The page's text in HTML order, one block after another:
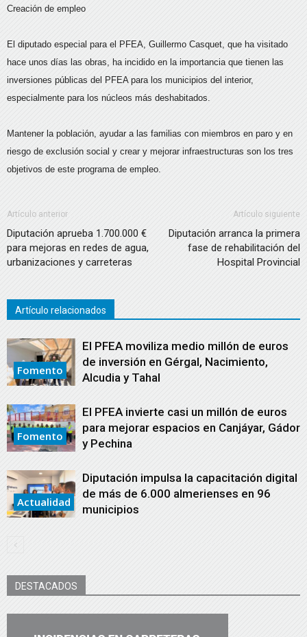
Creación de empleo
El diputado especial para el PFEA, Guillermo Casquet, que ha visitado
hace unos días las obras, ha incidido en la importancia que tienen las
inversiones públicas del PFEA para los municipios del interior,
especialmente para los núcleos más deshabitados.
Mantener la población, ayudar a las familias con miembros en paro y en
riesgo de exclusión social y crear y mejorar infraestructuras son los tres
objetivos de este programa de empleo.
Artículo anterior
Diputación aprueba 1.700.000 €
para mejoras en redes de agua,
urbanizaciones y carreteras
Artículo siguiente
Diputación arranca la primera
fase de rehabilitación del
Hospital Provincial
Artículo relacionados
Fomento
El PFEA moviliza medio millón de euros
de inversión en Gérgal, Nacimiento,
Alcudia y Tahal
Fomento
El PFEA invierte casi un millón de euros
para mejorar espacios en Canjáyar, Gádor
y Pechina
Actualidad
Diputación impulsa la capacitación digital
de más de 6.000 almerienses en 96
municipios
DESTACADOS